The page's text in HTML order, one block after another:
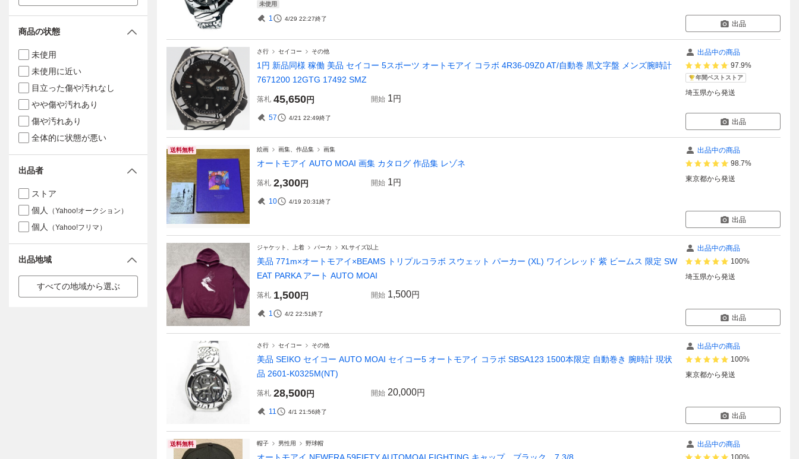
未使用
1 4/29 22:27終了
出品
さ行 セイコー その他
1円 新品同様 稼働 美品 セイコー 5スポーツ オートモアイ コラボ 4R36-09Z0 AT/自動巻 黒文字盤 メンズ腕時計
7671200 12GTG 17492 SMZ
落札 45,650円 開始 1円
57 4/21 22:49終了
出品中の商品
97.9%
年間ベストストア
埼玉県から発送
出品
送料無料 絵画 画集、作品集 画集
オートモアイ AUTO MOAI 画集 カタログ 作品集 レゾネ
落札 2,300円 開始 1円
10 4/19 20:31終了
出品中の商品
98.7%
東京都から発送
出品
ジャケット、上着 パーカ XLサイズ以上
美品 771m×オートモアイ×BEAMS トリプルコラボ スウェット パーカー (XL) ワインレッド 紫 ビームス 限定 SW
EAT PARKA アート AUTO MOAI
落札 1,500円 開始 1,500円
1 4/2 22:51終了
出品中の商品
100%
埼玉県から発送
出品
さ行 セイコー その他
美品 SEIKO セイコー AUTO MOAI セイコー5 オートモアイ コラボ SBSA123 1500本限定 自動巻き 腕時計 現状
品 2601-K0325M(NT)
落札 28,500円 開始 20,000円
11 4/1 21:56終了
出品中の商品
100%
東京都から発送
出品
送料無料 帽子 男性用 野球帽
出品中の商品
100%
商品の状態
未使用
未使用に近い
目立った傷や汚れなし
やや傷や汚れあり
傷や汚れあり
全体的に状態が悪い
出品者
ストア
個人
（Yahoo!オークション）
個人 （Yahoo!フリマ）
出品地域
すべての地域から選ぶ